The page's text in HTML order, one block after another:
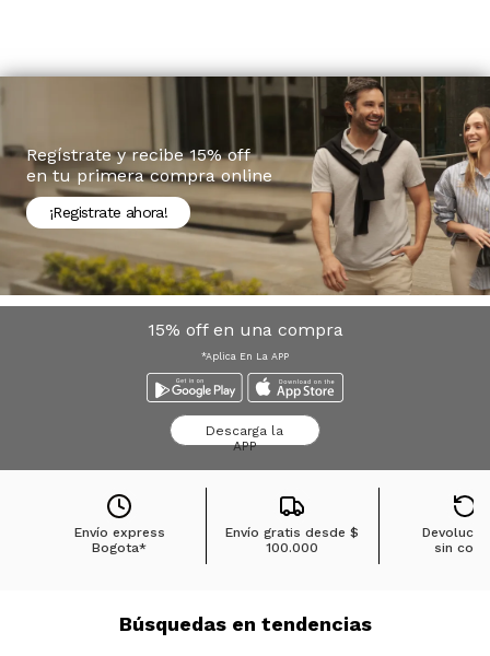
Regístrate y recibe 15% off
en tu primera compra online
¡Registrate ahora!
15% off en una compra
*Aplica En La APP
Descarga la
APP
Envío express
Bogota*
Envío gratis desde$
100.000
sin
Búsquedas en tendencias